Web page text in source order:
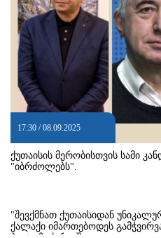
17:30 / 08.09.2025
ქუთაისის მერობისთვის სამი
"იბრძოლებს".
"შევქმნათ ქუთაისიდან
ქალაქი იმართებოდეს